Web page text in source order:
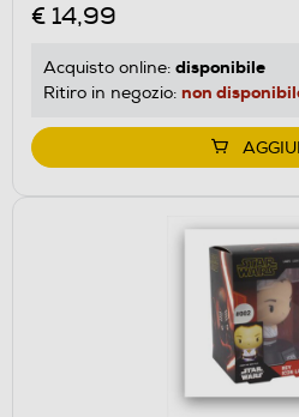
€ 14,99
Acquisto online: disponibile
Ritiro in negozio: non